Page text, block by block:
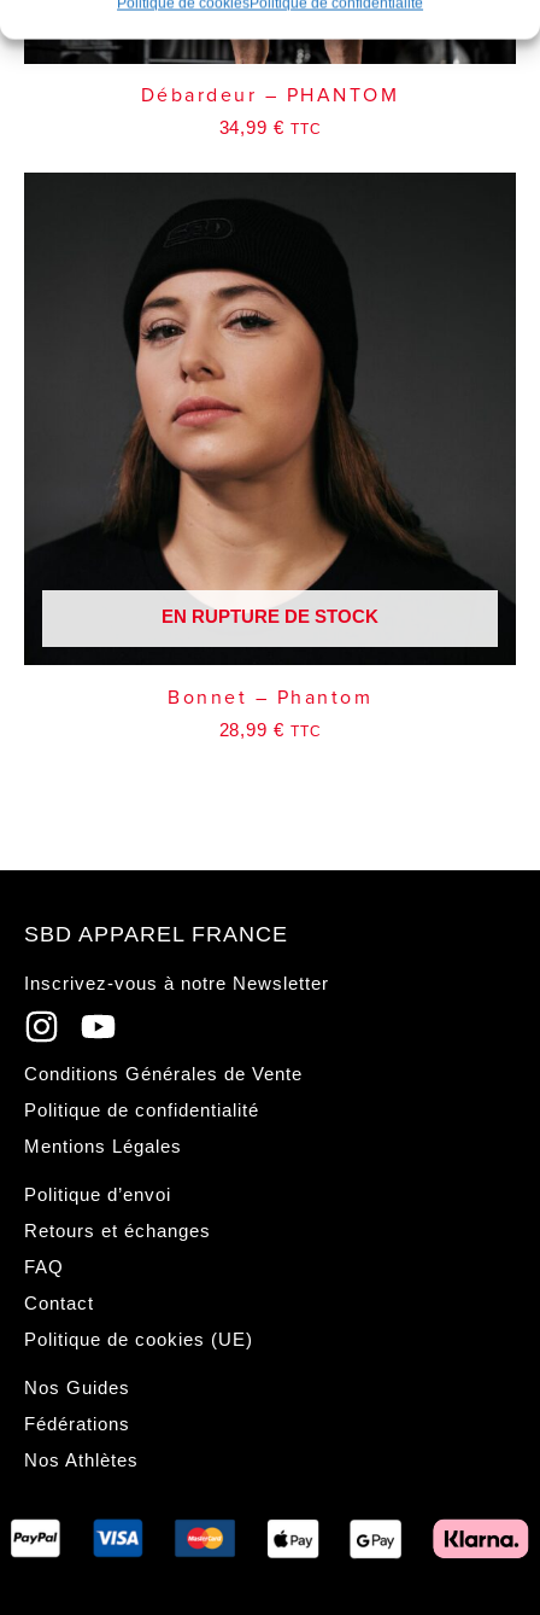
Débardeur – PHANTOM
34,99 € TTC
EN RUPTURE DE STOCK
Bonnet – Phantom
28,99 € TTC
SBD APPAREL FRANCE
Inscrivez-vous à notre Newsletter
Conditions Générales de Vente
Politique de confidentialité
Mentions Légales
Politique d’envoi
Retours et échanges
FAQ
Contact
Politique de cookies (UE)
Nos Guides
Fédérations
Nos Athlètes